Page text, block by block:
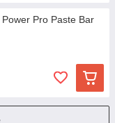
Power Pro Paste Bar